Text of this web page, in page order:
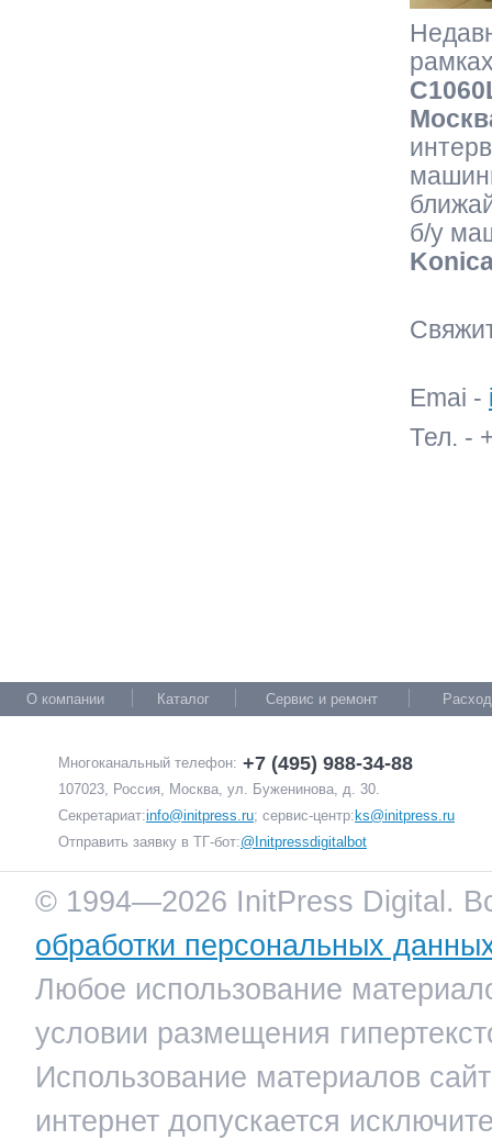
C1060
б/у
Emai -
Тел. -
О компании Каталог Сервис и ремонт
Многоканальный телефон: +7 (495) 988-34-88
107023, Россия, Москва, ул. Буженинова, д. 30.
Секретариат:info@initpress.ru; сервис-центр: ks@initpress.ru
Отправить заявку в ТГ-бот:@Initpressdigitalbot
© 1994—2026 InitPress Digital.
обработки персональных
Любое использование
условии размещения
Использование материалов
интернет допускается